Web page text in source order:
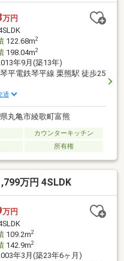
万円
122.68m2
198.04m2
年9月(築13年)
平電鉄琴平線 栗熊駅 徒歩25
通
丸亀市綾歌町富熊
カウンターキッチン
所有権
万円 4SLDK
万円
109.2m2
142.9m2
年3月(築23年6ヶ月)